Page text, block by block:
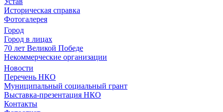
Историческая справка
Фотогалерея
Город
Город в лицах
70 лет Великой Победе
Некоммерческие организации
Новости
Перечень НКО
Муниципальный социальный грант
Выставка-презентация НКО
Контакты